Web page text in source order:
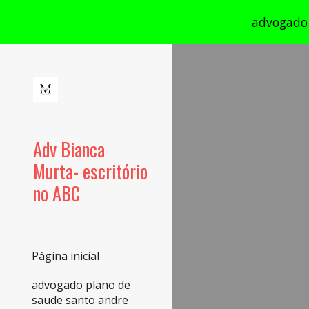
Adv Bianca
Murta- escritório
no ABC
Página inicial
advogado plano de
saude santo andre